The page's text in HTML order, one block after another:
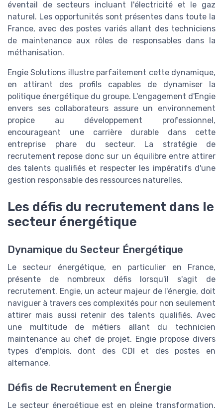
éventail de secteurs incluant l'électricité et le gaz
naturel. Les opportunités sont présentes dans toute la
France, avec des postes variés allant des techniciens
de maintenance aux rôles de responsables dans la
méthanisation.
Engie Solutions illustre parfaitement cette dynamique,
en attirant des profils capables de dynamiser la
politique énergétique du groupe. L'engagement d'Engie
envers ses collaborateurs assure un environnement
propice au développement professionnel,
encourageant une carrière durable dans cette
entreprise phare du secteur. La stratégie de
recrutement repose donc sur un équilibre entre attirer
des talents qualifiés et respecter les impératifs d'une
gestion responsable des ressources naturelles.
Les défis du recrutement dans le
secteur énergétique
Dynamique du Secteur Énergétique
Le secteur énergétique, en particulier en France,
présente de nombreux défis lorsqu'il s'agit de
recrutement. Engie, un acteur majeur de l'énergie, doit
naviguer à travers ces complexités pour non seulement
attirer mais aussi retenir des talents qualifiés. Avec
une multitude de métiers allant du technicien
maintenance au chef de projet, Engie propose divers
types d'emplois, dont des CDI et des postes en
alternance.
Défis de Recrutement en Énergie
Le secteur énergétique est en pleine transformation,